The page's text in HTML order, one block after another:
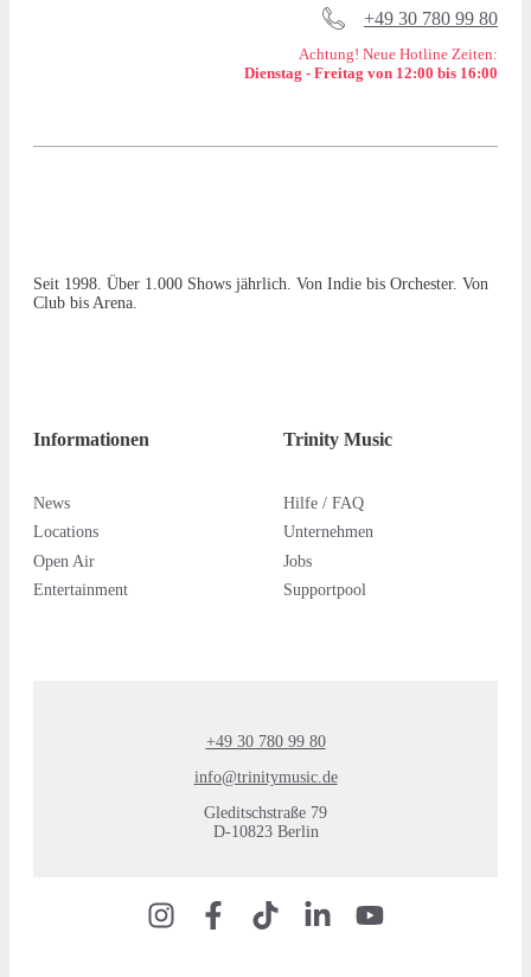
+49 30 780 99 80
Achtung! Neue Hotline Zeiten:
Dienstag - Freitag von 12:00 bis 16:00
Seit 1998. Über 1.000 Shows jährlich. Von Indie bis Orchester. Von
Club bis Arena.
Informationen
News
Locations
Open Air
Entertainment
Trinity Music
Hilfe / FAQ
Unternehmen
Jobs
Supportpool
+49 30 780 99 80
info@trinitymusic.de
Gleditschstraße 79
D-10823 Berlin